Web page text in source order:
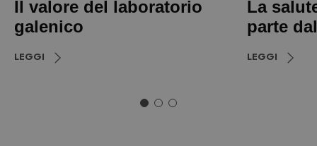
Il valore del laboratorio
galenico
LEGGI
La
parte
LEGGI